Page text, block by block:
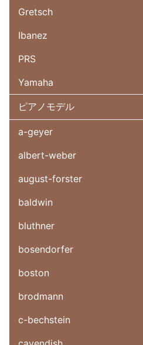
Gretsch
Ibanez
PRS
Yamaha
ピアノモデル
a-geyer
albert-weber
august-forster
baldwin
bluthner
bosendorfer
boston
brodmann
c-bechstein